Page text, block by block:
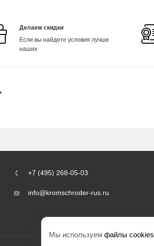
Делаем скидки
Если вы найдете условия лучше
наших
+7 (495) 268-05-03
info@kromschroder-rus.ru
Мы используемфайлы cookies